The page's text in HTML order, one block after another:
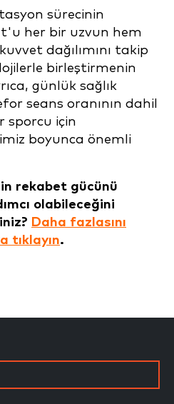
sürecinin
her bir uzvun hem
dağılımını takip
birleştirmenin
günlük sağlık
seans oranının dahil
sporcu için
boyunca önemli
rekabet gücünü
olabileceğini
Daha fazlasını
tıklayın.